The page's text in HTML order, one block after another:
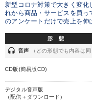
新型コロナ対策で大きく変
れから商品・サービスを買
のアンケートだけで売上を伸
形 態
headset 音声 （どの形態でも内容は同
CD版(簡易版CD)
デジタル音声版
（配信＋ダウンロード）